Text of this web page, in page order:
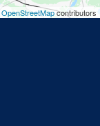
OpenStreetMapcontributors